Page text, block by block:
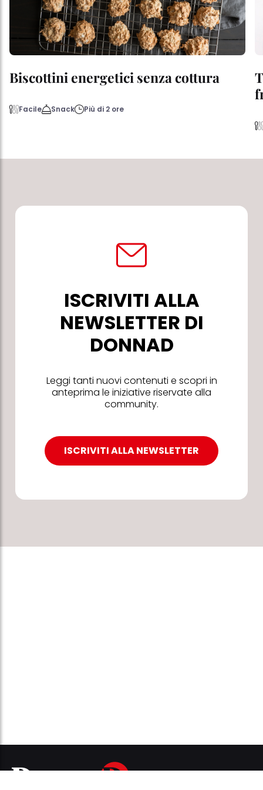
Biscottini energetici senza cottura
Facile Snack Più di 2 ore
ISCRIVITI ALLA
NEWSLETTER DI
DONNAD
Leggi tanti nuovi contenuti e scopri in
anteprima le iniziative riservate alla
community.
ISCRIVITI ALLA NEWSLETTER